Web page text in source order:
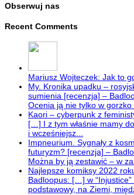
Obserwuj nas
Recent Comments
Mariusz Wojteczek: Jak to
My. Kronika upadku –
sumienia [recenzja] –
Ocenia ją nie tylko w
Kaori – cyberpunk z
[…] I z tym właśnie mamy
i wcześniejsz...
Impneurium. Sygnały z
futuryzm? [recenzja] –
Można by ją zestawić – w
Najlepsze komiksy 2022
Badloopus: […] w
podstawowy, na Ziemi,